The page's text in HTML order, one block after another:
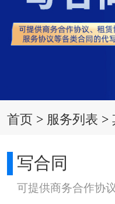
首页 > 服务列表 >
写合同
可提供商务合作协